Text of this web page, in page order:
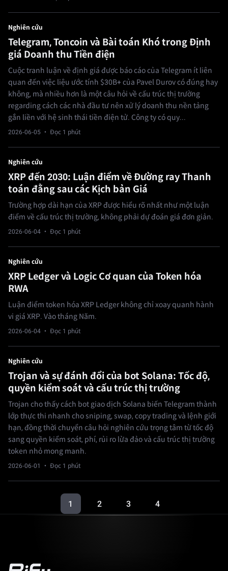
Nghiên cứu
Telegram, Toncoin và Bài toán Khó trong Định
giá Doanh thu Tiền điện
Cuộc tranh luận về định giá được báo cáo của Telegram ít liên
quan đến việc liệu ước tính $30B+ của Pavel Durov có đúng hay
không, mà nhiều hơn là một câu hỏi về cấu trúc thị trường
regarding cách các nhà đầu tư nên xử lý doanh thu nền tảng
gắn liền với hệ sinh thái tiền điện tử. Công ty có quy...
2026-06-05 · Đọc 1 phút
Nghiên cứu
XRP đến 2030: Luận điểm về Đường ray Thanh
toán đằng sau các Kịch bản Giá
Trường hợp dài hạn của XRP được hiểu rõ nhất như một luận
điểm về cấu trúc thị trường, không phải dự đoán giá đơn giản.
2026-06-04 · Đọc 1 phút
Nghiên cứu
XRP Ledger và Logic Cơ quan của Token hóa
RWA
Luận điểm token hóa XRP Ledger không chỉ xoay quanh hành
vi giá XRP. Vào tháng Năm.
2026-06-04 · Đọc 1 phút
Nghiên cứu
Trojan và sự đánh đổi của bot Solana: Tốc độ,
quyền kiểm soát và cấu trúc thị trường
Trojan cho thấy cách bot giao dịch Solana biến Telegram thành
lớp thực thi nhanh cho sniping, swap, copy trading và lệnh giới
hạn, đồng thời chuyển câu hỏi nghiên cứu trọng tâm từ tốc độ
sang quyền kiểm soát, phí, rủi ro lừa đảo và cấu trúc thị trường
token nhỏ mong manh.
2026-06-01 · Đọc 1 phút
1 2 3 4